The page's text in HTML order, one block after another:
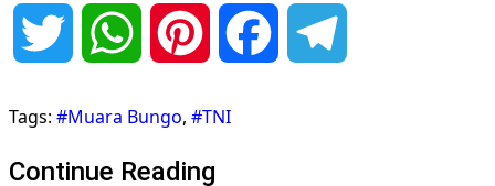
Twitter WhatsAppPinterest Facebook
Tags: #Muara Bungo, #TNI
Continue Reading